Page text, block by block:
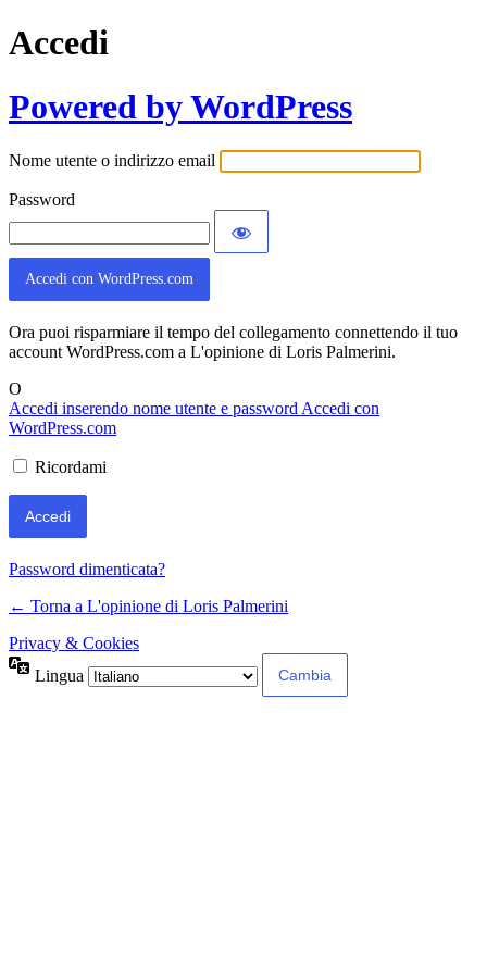
Accedi
Powered by WordPress
Nome utente o indirizzo email
Password
Accedi con WordPress.com
Ora puoi risparmiare il tempo del collegamento connettendo il tuo
account WordPress.com a L'opinione di Loris Palmerini.
O
Accedi inserendo nome utente e password Accedi con
WordPress.com
Ricordami
Password dimenticata?
← Torna a L'opinione di Loris Palmerini
Privacy & Cookies
Lingua